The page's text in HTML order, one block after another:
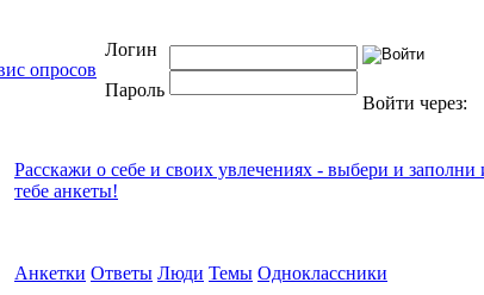
Логин
Пароль
Войти через:
Расскажи о себе и своих увлечениях - выбери и заполни
тебе анкеты!
Анкетки Ответы Люди Темы Одноклассники